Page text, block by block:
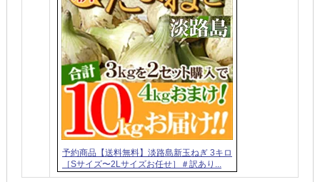
予約商品【送料無料】淡路島新玉ねぎ 3キロ
［Sサイズ〜2Lサイズお任せ］＃訳あり...